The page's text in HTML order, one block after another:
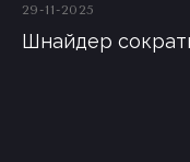
29-11-2025
Шнайдер